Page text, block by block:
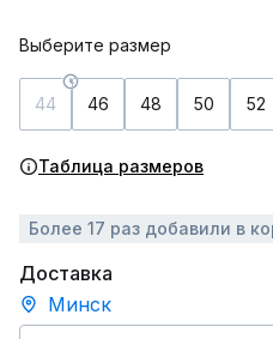
Выберите размер
44 46 48 50 52
Таблица размеров
Более 17 раз добавили в
Доставка
Минск